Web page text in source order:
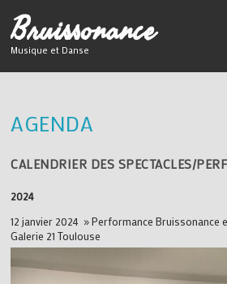
Bruissonance
Musique et Danse
AGENDA
CALENDRIER DES SPECTACLES/
2024
12 janvier 2024 » Performance Bruissonance
Galerie 21 Toulouse